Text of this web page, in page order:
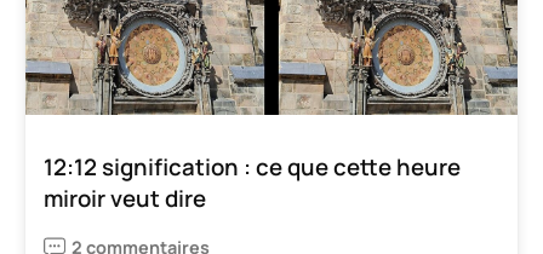
12:12 signification : ce que cette heure
miroir veut dire
2 commentaires